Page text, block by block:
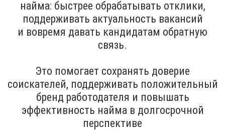
найма: быстрее обрабатывать отклики,
поддерживать актуальность вакансий
и вовремя давать кандидатам обратную
связь.
Это помогает сохранять доверие
соискателей, поддерживать положительный
бренд работодателя и повышать
эффективность найма в долгосрочной
перспективе